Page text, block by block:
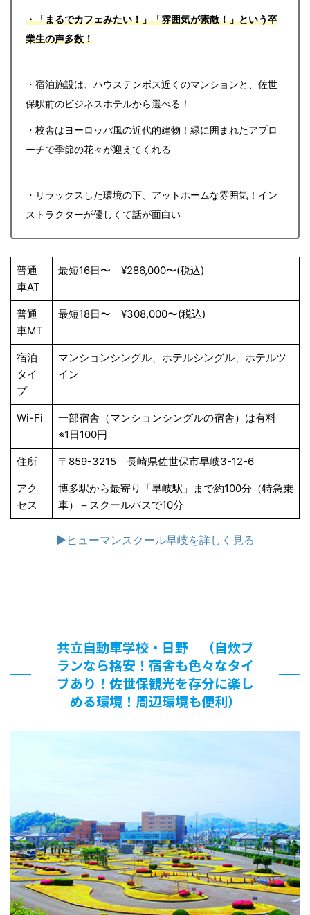
・「まるでカフェみたい！」「雰囲気が素敵！」という卒
業生の声多数！
・宿泊施設は、ハウステンボス近くのマンションと、佐世
保駅前のビジネスホテルから選べる！
・校舎はヨーロッパ風の近代的建物！緑に囲まれたアプロ
ーチで季節の花々が迎えてくれる
・リラックスした環境の下、アットホームな雰囲気！イン
ストラクターが優しくて話が面白い
普通
車AT
最短16日〜 ¥286,000〜(税込)
普通
車MT
最短18日〜 ¥308,000〜(税込)
宿泊
タイ
プ
マンションシングル、ホテルシングル、ホテルツ
イン
Wi-Fi
一部宿舎（マンションシングルの宿舎）は有料
※1日100円
住所 〒859-3215 長崎県佐世保市早岐3-12-6
アク
セス
博多駅から最寄り「早岐駅」まで約100分（特急乗
車）＋スクールバスで10分
▶ヒューマンスクール早岐を詳しく見る
共立自動車学校・日野 （自炊プ
ランなら格安！宿舎も色々なタイ
プあり！佐世保観光を存分に楽し
める環境！周辺環境も便利）